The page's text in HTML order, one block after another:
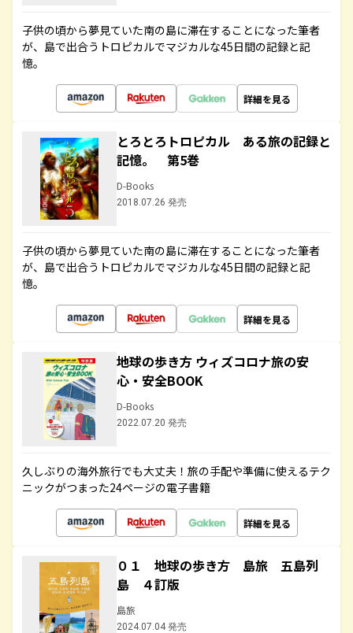
子供の頃から夢見ていた南の島に滞在することになった筆者
が、島で出合うトロピカルでマジカルな45日間の記録と記
憶。
詳細を見る
とろとろトロピカル ある旅の記録と
記憶。 第5巻
D-Books
2018.07.26 発売
子供の頃から夢見ていた南の島に滞在することになった筆者
が、島で出合うトロピカルでマジカルな45日間の記録と記
憶。
詳細を見る
地球の歩き方 ウィズコロナ旅の安
心・安全BOOK
D-Books
2022.07.20 発売
久しぶりの海外旅行でも大丈夫！旅の手配や準備に使えるテク
ニックがつまった24ページの電子書籍
詳細を見る
０１ 地球の歩き方 島旅 五島列
島 ４訂版
島旅
2024.07.04 発売